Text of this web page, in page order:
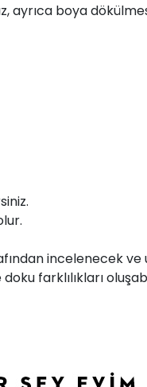
boya
incelenecek
farklılıkları